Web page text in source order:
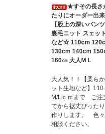
★すその長さ
たりにオーダー出
【股上の深いパン
裏毛ニット スェッ
など☆ 110cm
130cm 140cm
160㎝ 大人M L
大人気！！【柔ら
ット生地など】110
M/Lｃｍまで ご注
てから裾丈ぴった
作りします。 色
相談ください。